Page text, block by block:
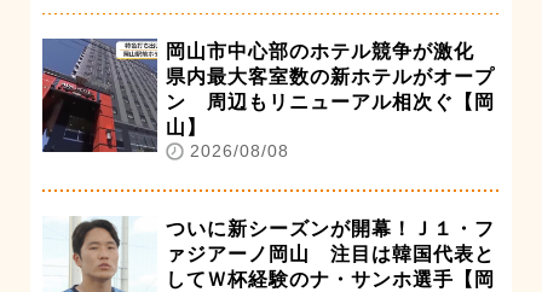
岡山市中心部のホテル競争が激化
県内最大客室数の新ホテルがオープ
ン 周辺もリニューアル相次ぐ【岡
山】
2026/08/08
ついに新シーズンが開幕！Ｊ１・フ
ァジアーノ岡山 注目は韓国代表と
してＷ杯経験のナ・サンホ選手【岡